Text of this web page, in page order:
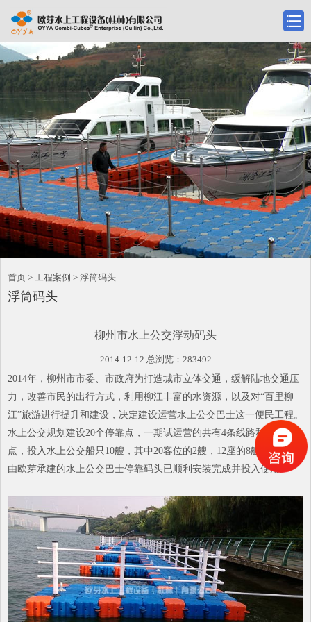
首页 > 工程案例 > 浮筒码头
浮筒码头
柳州市水上公交浮动码头
2014-12-12 总浏览：283492
2014年，柳州市市委、市政府为打造城市立体交通，缓解陆地交通压
力，改善市民的出行方式，利用柳江丰富的水资源，以及对“百里柳
江”旅游进行提升和建设，决定建设运营水上公交巴士这一便民工程。
水上公交规划建设20个停靠点，一期试运营的共有4条线路和9个停靠
点，投入水上公交船只10艘，其中20客位的2艘，12座的8艘。
由欧芽承建的水上公交巴士停靠码头已顺利安装完成并投入使用。